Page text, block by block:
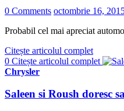
0 Comments octombrie 16,
Probabil cel mai apreciat
Citește articolul complet
0 Citește articolul complet
Chrysler
Saleen si Roush doresc